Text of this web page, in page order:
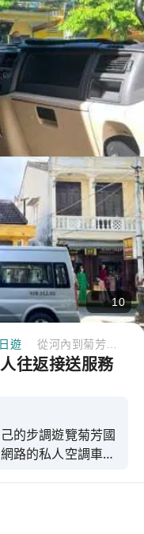
10
遊
往返接送服務
的步調遊覽菊芳國
路的私人空調車輛